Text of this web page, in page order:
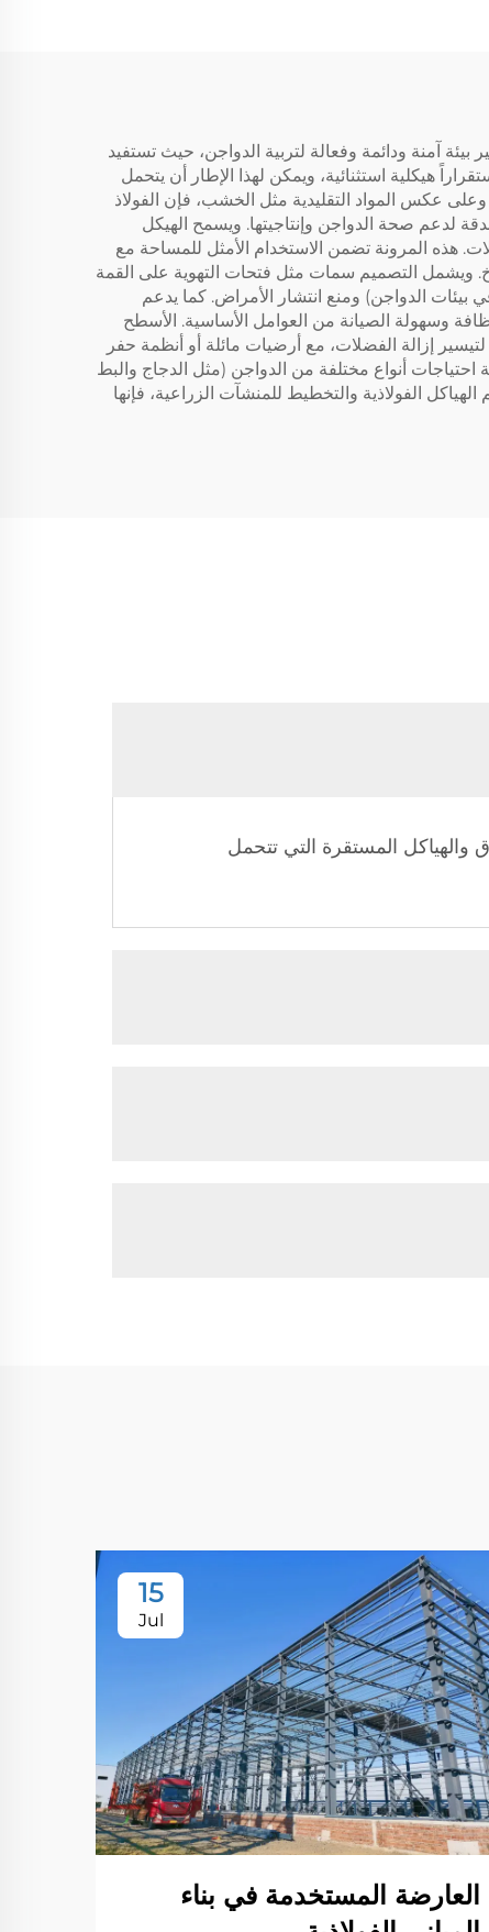
آمنة ودائمة وفعالة لتربية الدواجن، حيث تستفيد
هيكلية استثنائية، ويمكن لهذا الإطار أن يتحمل
وعلى عكس المواد التقليدية مثل الخشب، فإن الفولاذ
لدعم صحة الدواجن وإنتاجيتها. ويسمح الهيكل
هذه المرونة تضمن الاستخدام الأمثل للمساحة مع
ويشمل التصميم سمات مثل فتحات التهوية على القمة
بيئات الدواجن) ومنع انتشار الأمراض. كما يدعم
وسهولة الصيانة من العوامل الأساسية. الأسطح
إزالة الفضلات، مع أرضيات مائلة أو أنظمة حفر
أنواع مختلفة من الدواجن (مثل الدجاج والبط
الفولاذية والتخطيط للمنشآت الزراعية، فإنها
والهياكل المستقرة التي تتحمل
15
Jul
العارضة المستخدمة في بناء